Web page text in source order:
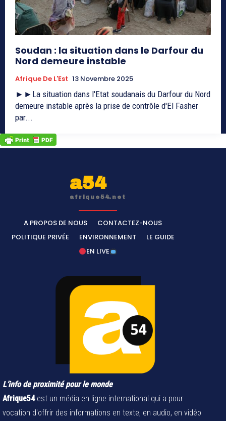
Soudan : la situation dans le Darfour du
Nord demeure instable
Afrique De L'Est 13 Novembre 2025
►►La situation dans l'Etat soudanais du Darfour du Nord
demeure instable après la prise de contrôle d'El Fasher
par...
a54
afrique54.net
A PROPOS DE NOUS
CONTACTEZ-NOUS
POLITIQUE PRIVÉE
ENVIRONNEMENT
LE GUIDE
EN LIVE
L’info de proximité pour le monde
Afrique54est un média en ligne international qui a pour
vocation d'offrir des informations en texte, en audio, en vidéo